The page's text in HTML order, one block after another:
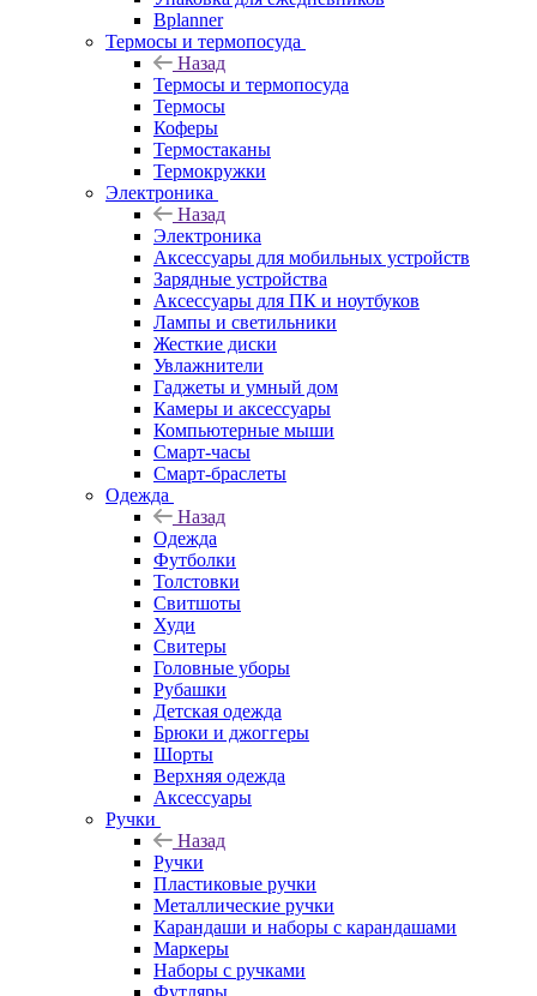
Bplanner
Термосы и термопосуда
Назад
Термосы и термопосуда
Термосы
Коферы
Термостаканы
Термокружки
Электроника
Назад
Электроника
Аксессуары для мобильных устройств
Зарядные устройства
Аксессуары для ПК и ноутбуков
Лампы и светильники
Жесткие диски
Увлажнители
Гаджеты и умный дом
Камеры и аксессуары
Компьютерные мыши
Смарт-часы
Смарт-браслеты
Одежда
Назад
Одежда
Футболки
Толстовки
Свитшоты
Худи
Свитеры
Головные уборы
Рубашки
Детская одежда
Брюки и джоггеры
Шорты
Верхняя одежда
Аксессуары
Ручки
Назад
Ручки
Пластиковые ручки
Металлические ручки
Карандаши и наборы с карандашами
Маркеры
Наборы с ручками
Футляры